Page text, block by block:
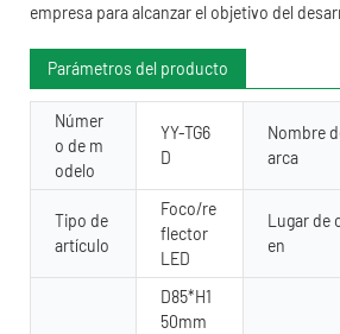
empresa para alcanzar el objetivo del
Parámetros del producto
Númer
o de m
odelo
YY-TG6
D
Nombre
arca
Tipo de
artículo
Foco/re
flector
LED
Lugar de
en
D85*H1
50mm